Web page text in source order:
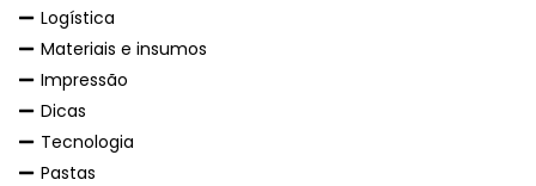
Logística
Materiais e insumos
Impressão
Dicas
Tecnologia
Pastas